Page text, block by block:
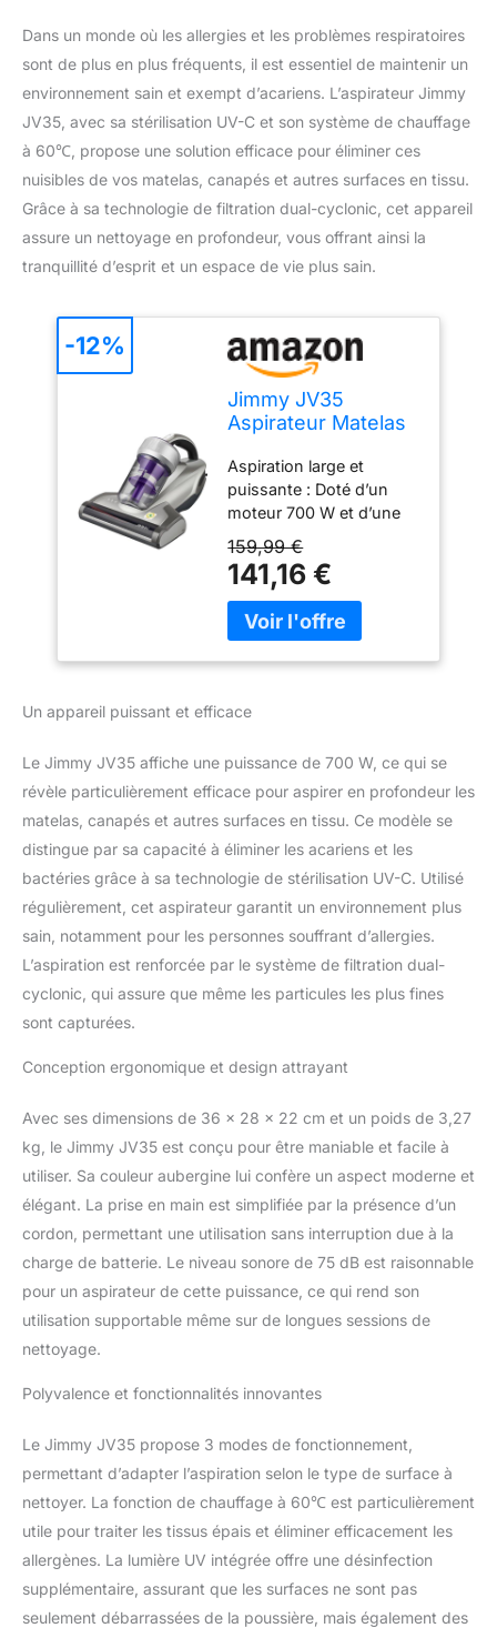
Dans un monde où les allergies et les problèmes respiratoires
sont de plus en plus fréquents, il est essentiel de maintenir un
environnement sain et exempt d’acariens. L’aspirateur Jimmy
JV35, avec sa stérilisation UV-C et son système de chauffage
à 60℃, propose une solution efficace pour éliminer ces
nuisibles de vos matelas, canapés et autres surfaces en tissu.
Grâce à sa technologie de filtration dual-cyclonic, cet appareil
assure un nettoyage en profondeur, vous offrant ainsi la
tranquillité d’esprit et un espace de vie plus sain.
Jimmy JV35
Aspirateur Matelas
avec Stérilisation
UV-C, Chauffage à
60℃, Système de
Filtration Dual-
Cyclonic, Aspirateur
pour Matelas, Lit,
Tapis, etc.
Aspiration large et
puissante : Doté d’un
moteur 700 W et d’une
brosse extra-large de
245 mm, le JIMMY JV35
couvre plus de surface
en un seul passage. Son
système de filtration
jusqu’à 99 % des
air rejeté plus propre.
Technologie UV-C
intégrée : La lumière UV-
C aide à réduire les
et les impuretés sur les
matelas, canapés et
textiles. Conçu pour les
foyers sensibles, cet
aspirateur portable offre
une solution d’entretien
d’allergies. Chaleur
Une chaleur constante à
60 °C, prête en
seulement 5 secondes,
assainissant des rayons
solaires. Cette chaleur
contribue à assécher les
tissus et à créer un
environnement
défavorable aux
profondeur sans les
polyvalent et profond : 3
modes d’utilisation (UV +
aspiration, battement +
aspiration, UV +
battement + aspiration)
permettent d’adapter le
nettoyage à chaque
surface. L’appareil aide à
159,99 €
141,16 €
-12%
Un appareil puissant et efficace
Le Jimmy JV35 affiche une puissance de 700 W, ce qui se
révèle particulièrement efficace pour aspirer en profondeur les
matelas, canapés et autres surfaces en tissu. Ce modèle se
distingue par sa capacité à éliminer les acariens et les
bactéries grâce à sa technologie de stérilisation UV-C. Utilisé
régulièrement, cet aspirateur garantit un environnement plus
sain, notamment pour les personnes souffrant d’allergies.
L’aspiration est renforcée par le système de filtration dual-
cyclonic, qui assure que même les particules les plus fines
sont capturées.
Conception ergonomique et design attrayant
Avec ses dimensions de 36 x 28 x 22 cm et un poids de 3,27
kg, le Jimmy JV35 est conçu pour être maniable et facile à
utiliser. Sa couleur aubergine lui confère un aspect moderne et
élégant. La prise en main est simplifiée par la présence d’un
cordon, permettant une utilisation sans interruption due à la
charge de batterie. Le niveau sonore de 75 dB est raisonnable
pour un aspirateur de cette puissance, ce qui rend son
utilisation supportable même sur de longues sessions de
nettoyage.
Polyvalence et fonctionnalités innovantes
Le Jimmy JV35 propose 3 modes de fonctionnement,
permettant d’adapter l’aspiration selon le type de surface à
nettoyer. La fonction de chauffage à 60℃ est particulièrement
utile pour traiter les tissus épais et éliminer efficacement les
allergènes. La lumière UV intégrée offre une désinfection
supplémentaire, assurant que les surfaces ne sont pas
seulement débarrassées de la poussière, mais également des